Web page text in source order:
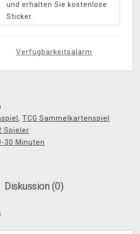
und erhalten Sie kostenlose
Sticker.
Verfügbarkeitsalarm
, TCG Sammelkartenspiel
Spieler
30 Minuten
Diskussion (0)